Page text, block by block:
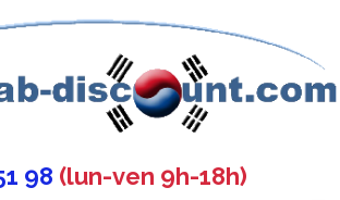
98 (lun-ven 9h-18h)